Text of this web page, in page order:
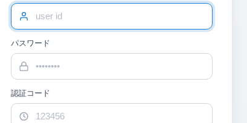
パスワード
認証コード